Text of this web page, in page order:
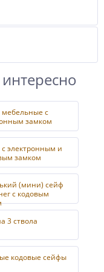
с
замком
электронным и
замком
(мини) сейф
с кодовым
3 ствола
кодовые сейфы